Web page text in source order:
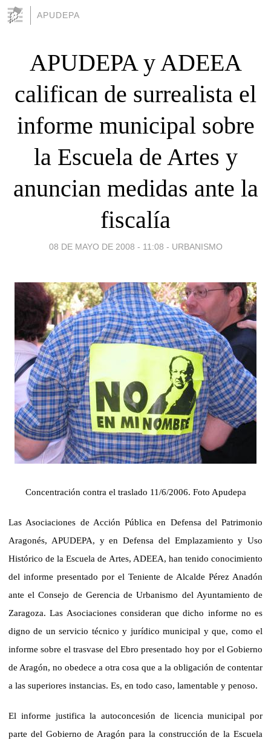
APUDEPA
APUDEPA y ADEEA
califican de surrealista el
informe municipal sobre
la Escuela de Artes y
anuncian medidas ante la
fiscalía
08 DE MAYO DE 2008 - 11:08 - URBANISMO
Concentración contra el traslado 11/6/2006. Foto Apudepa
Las Asociaciones de Acción Pública en Defensa del Patrimonio
Aragonés, APUDEPA, y en Defensa del Emplazamiento y Uso
Histórico de la Escuela de Artes, ADEEA, han tenido conocimiento
del informe presentado por el Teniente de Alcalde Pérez Anadón
ante el Consejo de Gerencia de Urbanismo del Ayuntamiento de
Zaragoza. Las Asociaciones consideran que dicho informe no es
digno de un servicio técnico y jurídico municipal y que, como el
informe sobre el trasvase del Ebro presentado hoy por el Gobierno
de Aragón, no obedece a otra cosa que a la obligación de contentar
a las superiores instancias. Es, en todo caso, lamentable y penoso.
El informe justifica la autoconcesión de licencia municipal por
parte del Gobierno de Aragón para la construcción de la Escuela